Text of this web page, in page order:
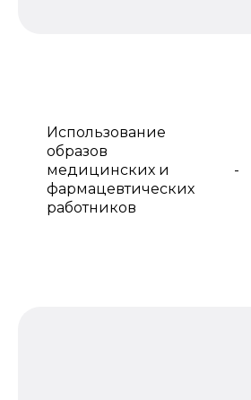
Использование
образов
медицинских и
фармацевтических
работников
-